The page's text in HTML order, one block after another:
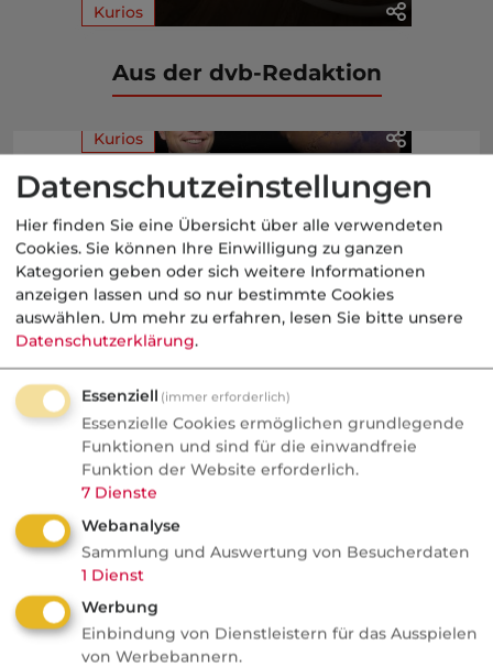
Kurios
Aus der dvb-Redaktion
Kurios
Nachrichten
„Zeitalter von fantastischem
Überfluss“ - Musks Prognose
für 2036
Elon Musk galt jahrelang als KI-Warner.
Jetzt sagt er: In fünf Jahren ist die
Maschine schlauer als die ganze
Menschheit, 2036 hat sie die Kontrolle.
Warum er ausgerechnet darin eine gute
Nachricht ...
Finanzen
FONDS professionell
Datenschutzeinstellungen
Hier finden Sie eine Übersicht über alle verwendeten
Cookies. Sie können Ihre Einwilligung zu ganzen
Kategorien geben oder sich weitere Informationen
anzeigen lassen und so nur bestimmte Cookies
auswählen. Um mehr zu erfahren, lesen Sie bitte unsere
Datenschutzerklärung.
Essenziell (immer erforderlich)
Essenzielle Cookies ermöglichen grundlegende
Funktionen und sind für die einwandfreie
Funktion der Website erforderlich.
7 Dienste
Webanalyse
Sammlung und Auswertung von Besucherdaten
1 Dienst
Werbung
Einbindung von Dienstleistern für das Ausspielen
von Werbebannern.